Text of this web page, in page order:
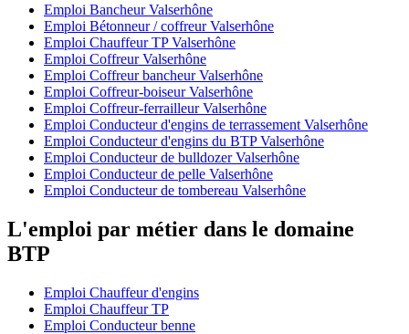
Emploi Bancheur Valserhône
Emploi Bétonneur / coffreur Valserhône
Emploi Chauffeur TP Valserhône
Emploi Coffreur Valserhône
Emploi Coffreur bancheur Valserhône
Emploi Coffreur-boiseur Valserhône
Emploi Coffreur-ferrailleur Valserhône
Emploi Conducteur d'engins de terrassement Valserhône
Emploi Conducteur d'engins du BTP Valserhône
Emploi Conducteur de bulldozer Valserhône
Emploi Conducteur de pelle Valserhône
Emploi Conducteur de tombereau Valserhône
L'emploi par métier dans le domaine
BTP
Emploi Chauffeur d'engins
Emploi Chauffeur TP
Emploi Conducteur benne